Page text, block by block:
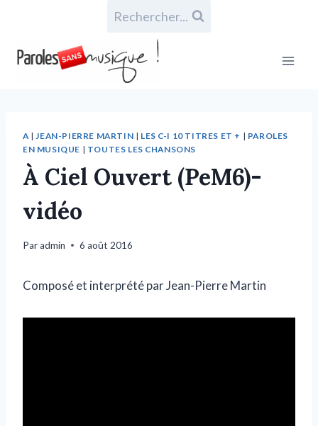
Rechercher...
A|JEAN-PIERRE MARTIN | LES C-I 10 TITRES ET + | PAROLES
EN MUSIQUE | TOUTES LES CHANSONS
À Ciel Ouvert (PeM6)-
vidéo
Paradmin 6 août 2016
Composé et interprété par Jean-Pierre Martin